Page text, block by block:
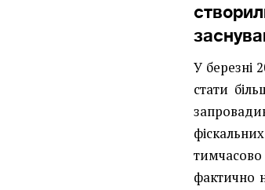
У березні
стати
тимчасово
фактично